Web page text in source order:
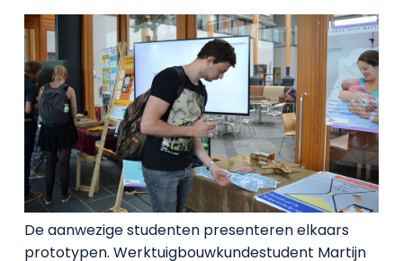
De aanwezige studenten presenteren elkaars
prototypen. Werktuigbouwkundestudent Martijn